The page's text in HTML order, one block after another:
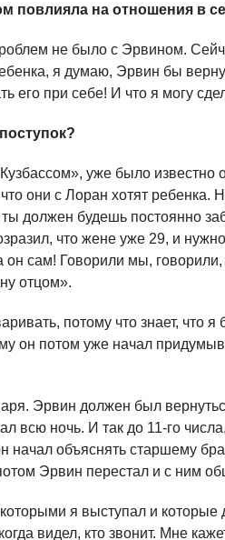
повлияла на отношения в
не было с Эрвином.
я думаю, Эрвин бы
его при себе! И что я могу
уже было
они с Лоран хотят ребенка.
должен будешь постоянно
что жене уже 29, и
сам! Говорили мы,
отцом».
потому что знает, что
он потом уже начал
Эрвин должен был
всю ночь. И так до 11-го
объяснять старшему
Эрвин перестал и с ним
я выступал и которые
видел, кто звонит. Мне